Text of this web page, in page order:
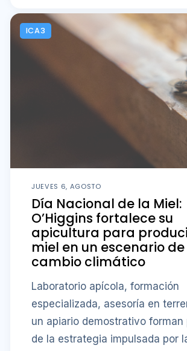
ICA3
JUEVES 6, AGOSTO
Día Nacional de la Miel:
O’Higgins fortalece su
apicultura para
miel en un escenario de
cambio climático
Laboratorio apícola, formación
especializada, asesoría en
un apiario demostrativo forman
de la estrategia impulsada por